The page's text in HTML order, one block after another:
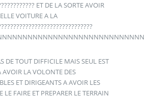
ET DE LA SORTE AVOIR
VOITURE A LA
DE TOUT DIFFICILE MAIS SEUL EST
AVOIR LA VOLONTE DES
ET DIRIGEANTS A AVOIR LES
LE FAIRE ET PREPARER LE TERRAIN